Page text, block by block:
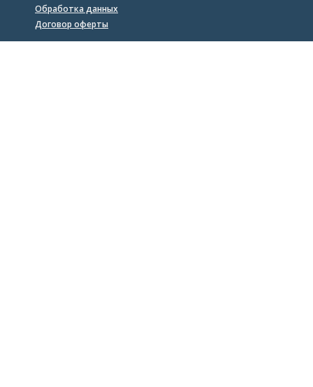
Обработка данных
Договор оферты